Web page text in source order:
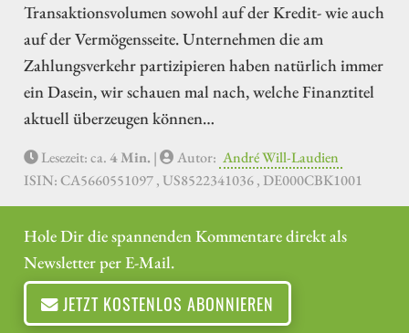
Transaktionsvolumen sowohl auf der Kredit- wie auch
auf der Vermögensseite. Unternehmen die am
Zahlungsverkehr partizipieren haben natürlich immer
ein Dasein, wir schauen mal nach, welche Finanztitel
aktuell überzeugen können…
Lesezeit: ca.4 Min. | Autor: André Will-Laudien
ISIN: CA5660551097 , US8522341036 , DE000CBK1001
Hole Dir die spannenden Kommentare direkt als
Newsletter per E-Mail.
JETZT KOSTENLOS ABONNIEREN